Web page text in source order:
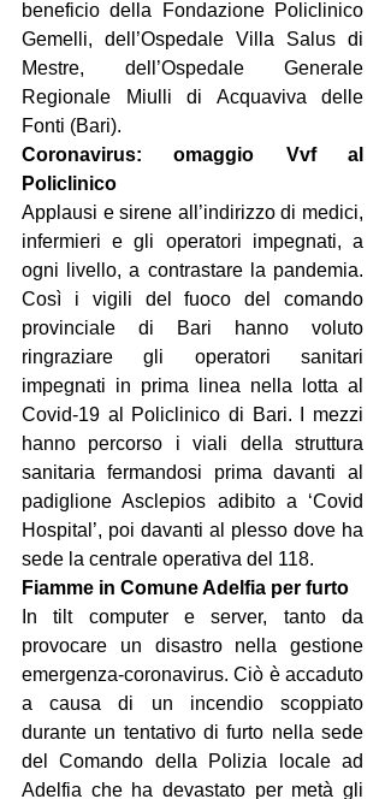
beneficio della Fondazione Policlinico
Gemelli, dell’Ospedale Villa Salus di
Mestre, dell’Ospedale Generale
Regionale Miulli di Acquaviva delle
Fonti (Bari).
Coronavirus: omaggio Vvf al
Policlinico
Applausi e sirene all’indirizzo di medici,
infermieri e gli operatori impegnati, a
ogni livello, a contrastare la pandemia.
Così i vigili del fuoco del comando
provinciale di Bari hanno voluto
ringraziare gli operatori sanitari
impegnati in prima linea nella lotta al
Covid-19 al Policlinico di Bari. I mezzi
hanno percorso i viali della struttura
sanitaria fermandosi prima davanti al
padiglione Asclepios adibito a ‘Covid
Hospital’, poi davanti al plesso dove ha
sede la centrale operativa del 118.
Fiamme in Comune Adelfia per furto
In tilt computer e server, tanto da
provocare un disastro nella gestione
emergenza-coronavirus. Ciò è accaduto
a causa di un incendio scoppiato
durante un tentativo di furto nella sede
del Comando della Polizia locale ad
Adelfia che ha devastato per metà gli